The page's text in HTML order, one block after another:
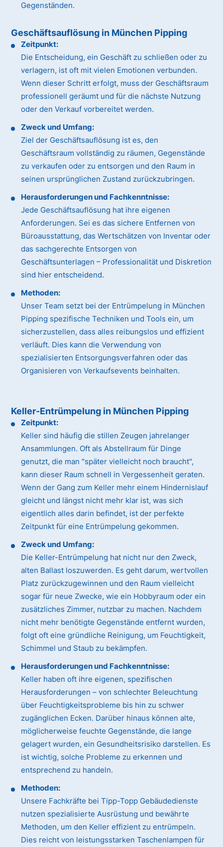
Gegenständen.
Geschäftsauflösung in München Pipping
Zeitpunkt:
Die Entscheidung, ein Geschäft zu schließen oder zu
verlagern, ist oft mit vielen Emotionen verbunden.
Wenn dieser Schritt erfolgt, muss der Geschäftsraum
professionell geräumt und für die nächste Nutzung
oder den Verkauf vorbereitet werden.
Zweck und Umfang:
Ziel der Geschäftsauflösung ist es, den
Geschäftsraum vollständig zu räumen, Gegenstände
zu verkaufen oder zu entsorgen und den Raum in
seinen ursprünglichen Zustand zurückzubringen.
Herausforderungen und Fachkenntnisse:
Jede Geschäftsauflösung hat ihre eigenen
Anforderungen. Sei es das sichere Entfernen von
Büroausstattung, das Wertschätzen von Inventar oder
das sachgerechte Entsorgen von
Geschäftsunterlagen – Professionalität und Diskretion
sind hier entscheidend.
Methoden:
Unser Team setzt bei der Entrümpelung in München
Pipping spezifische Techniken und Tools ein, um
sicherzustellen, dass alles reibungslos und effizient
verläuft. Dies kann die Verwendung von
spezialisierten Entsorgungsverfahren oder das
Organisieren von Verkaufsevents beinhalten.
Keller-Entrümpelung in München Pipping
Zeitpunkt:
Keller sind häufig die stillen Zeugen jahrelanger
Ansammlungen. Oft als Abstellraum für Dinge
genutzt, die man "später vielleicht noch braucht",
kann dieser Raum schnell in Vergessenheit geraten.
Wenn der Gang zum Keller mehr einem Hindernislauf
gleicht und längst nicht mehr klar ist, was sich
eigentlich alles darin befindet, ist der perfekte
Zeitpunkt für eine Entrümpelung gekommen.
Zweck und Umfang:
Die Keller-Entrümpelung hat nicht nur den Zweck,
alten Ballast loszuwerden. Es geht darum, wertvollen
Platz zurückzugewinnen und den Raum vielleicht
sogar für neue Zwecke, wie ein Hobbyraum oder ein
zusätzliches Zimmer, nutzbar zu machen. Nachdem
nicht mehr benötigte Gegenstände entfernt wurden,
folgt oft eine gründliche Reinigung, um Feuchtigkeit,
Schimmel und Staub zu bekämpfen.
Herausforderungen und Fachkenntnisse:
Keller haben oft ihre eigenen, spezifischen
Herausforderungen – von schlechter Beleuchtung
über Feuchtigkeitsprobleme bis hin zu schwer
zugänglichen Ecken. Darüber hinaus können alte,
möglicherweise feuchte Gegenstände, die lange
gelagert wurden, ein Gesundheitsrisiko darstellen. Es
ist wichtig, solche Probleme zu erkennen und
entsprechend zu handeln.
Methoden:
Unsere Fachkräfte bei Tipp-Topp Gebäudedienste
nutzen spezialisierte Ausrüstung und bewährte
Methoden, um den Keller effizient zu entrümpeln.
Dies reicht von leistungsstarken Taschenlampen für